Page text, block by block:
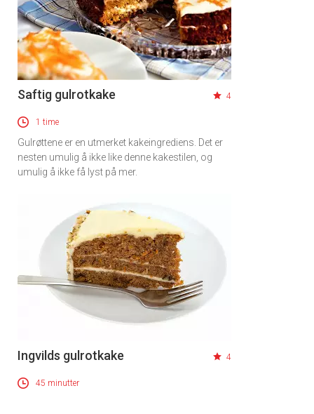
Saftig gulrotkake 4
1 time
Gulrøttene er en utmerket kakeingrediens. Det er
nesten umulig å ikke like denne kakestilen, og
umulig å ikke få lyst på mer.
Ingvilds gulrotkake 4
45 minutter